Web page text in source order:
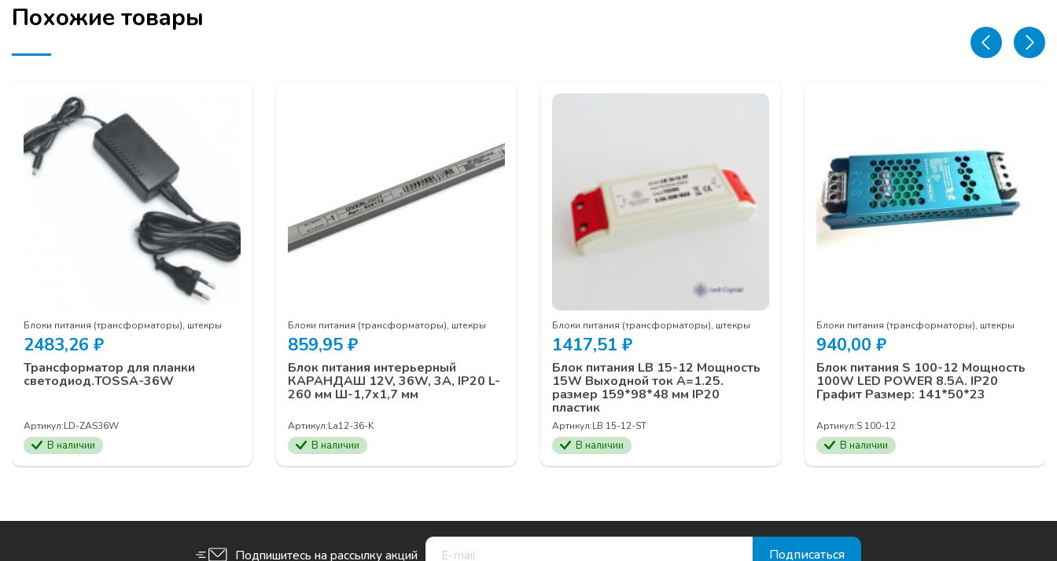
Похожие товары
Блоки питания (трансформаторы), штекры
2483,26 ₽
Трансформатор для планки
светодиод.TOSSA-36W
Артикул:LD-ZAS36W
В наличии
Блоки питания (трансформаторы), штекры
859,95 ₽
Блок питания интерьерный
КАРАНДАШ 12V, 36W, 3A, IP20 L-
260 мм Ш-1,7х1,7 мм
Артикул:La12-36-K
В наличии
Блоки питания (трансформаторы), штекры
1417,51 ₽
Блок питания LB 15-12 Мощность
15W Выходной ток А=1.25.
размер 159*98*48 мм IP20
пластик
Артикул:LB 15-12-ST
В наличии
Блоки питания (трансформаторы), штекры
940,00 ₽
Блок питания S 100-12 Мощность
100W LED POWER 8.5А. IP20
Графит Размер: 141*50*23
Артикул:S 100-12
В наличии
Подпишитесь на рассылку акций